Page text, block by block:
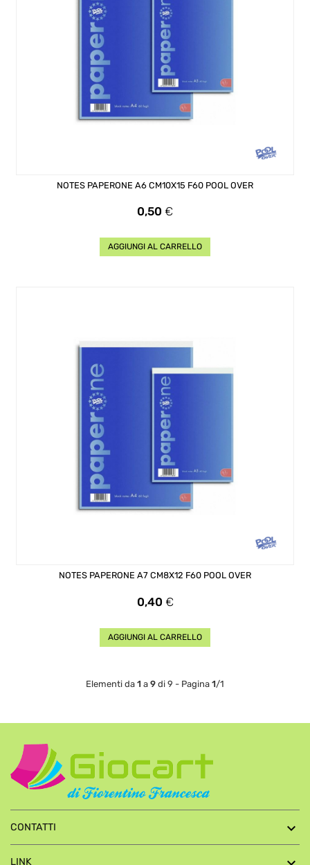
NOTES PAPERONE A6 CM10X15 F60 POOL OVER
Prezzo
0,50 €
AGGIUNGI AL CARRELLO
NOTES PAPERONE A7 CM8X12 F60 POOL OVER
Prezzo
0,40 €
AGGIUNGI AL CARRELLO
Elementi da 1 a 9 di 9 - Pagina 1/1
CONTATTI 
LINK